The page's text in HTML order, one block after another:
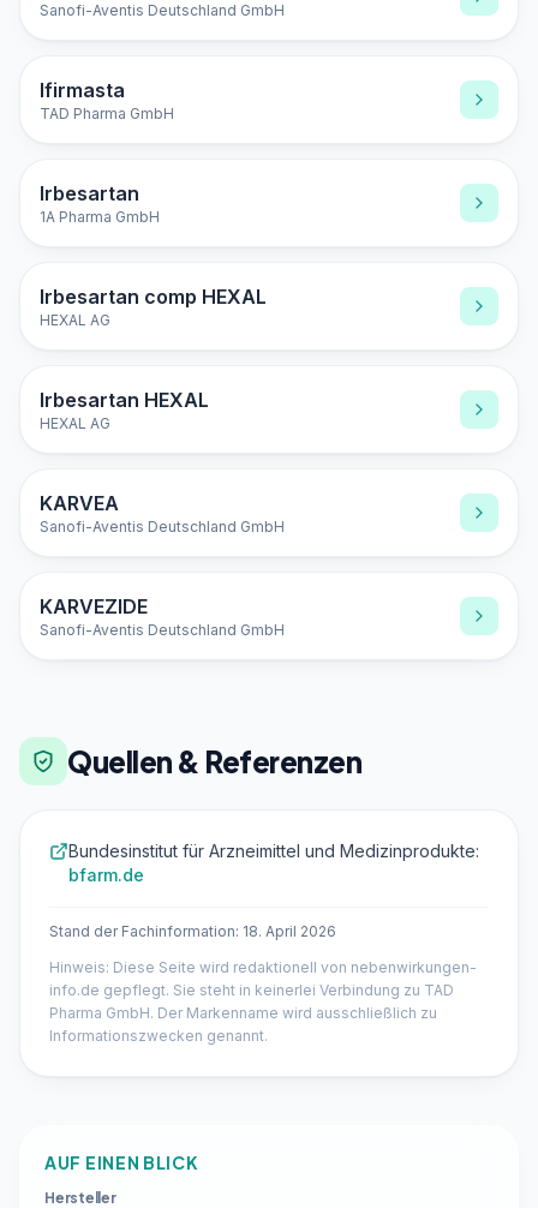
Sanofi-Aventis Deutschland GmbH
Ifirmasta
TAD Pharma GmbH
Irbesartan
1A Pharma GmbH
Irbesartan comp HEXAL
HEXAL AG
Irbesartan HEXAL
HEXAL AG
KARVEA
Sanofi-Aventis Deutschland GmbH
KARVEZIDE
Sanofi-Aventis Deutschland GmbH
Quellen & Referenzen
Bundesinstitut für Arzneimittel und Medizinprodukte:
bfarm.de
Stand der Fachinformation: 18. April 2026
Hinweis: Diese Seite wird redaktionell von nebenwirkungen-
info.de gepflegt. Sie steht in keinerlei Verbindung zu TAD
Pharma GmbH. Der Markenname wird ausschließlich zu
Informationszwecken genannt.
AUF EINEN BLICK
Hersteller